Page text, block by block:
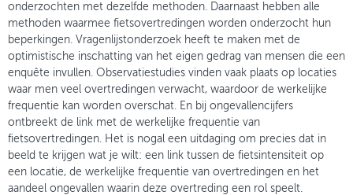
onderzochten met dezelfde methoden. Daarnaast hebben alle
methoden waarmee fietsovertredingen worden onderzocht hun
beperkingen. Vragenlijstonderzoek heeft te maken met de
optimistische inschatting van het eigen gedrag van mensen die een
enquête invullen. Observatiestudies vinden vaak plaats op locaties
waar men veel overtredingen verwacht, waardoor de werkelijke
frequentie kan worden overschat. En bij ongevallencijfers
ontbreekt de link met de werkelijke frequentie van
fietsovertredingen. Het is nogal een uitdaging om precies dat in
beeld te krijgen wat je wilt: een link tussen de fietsintensiteit op
een locatie, de werkelijke frequentie van overtredingen en het
aandeel ongevallen waarin deze overtreding een rol speelt.